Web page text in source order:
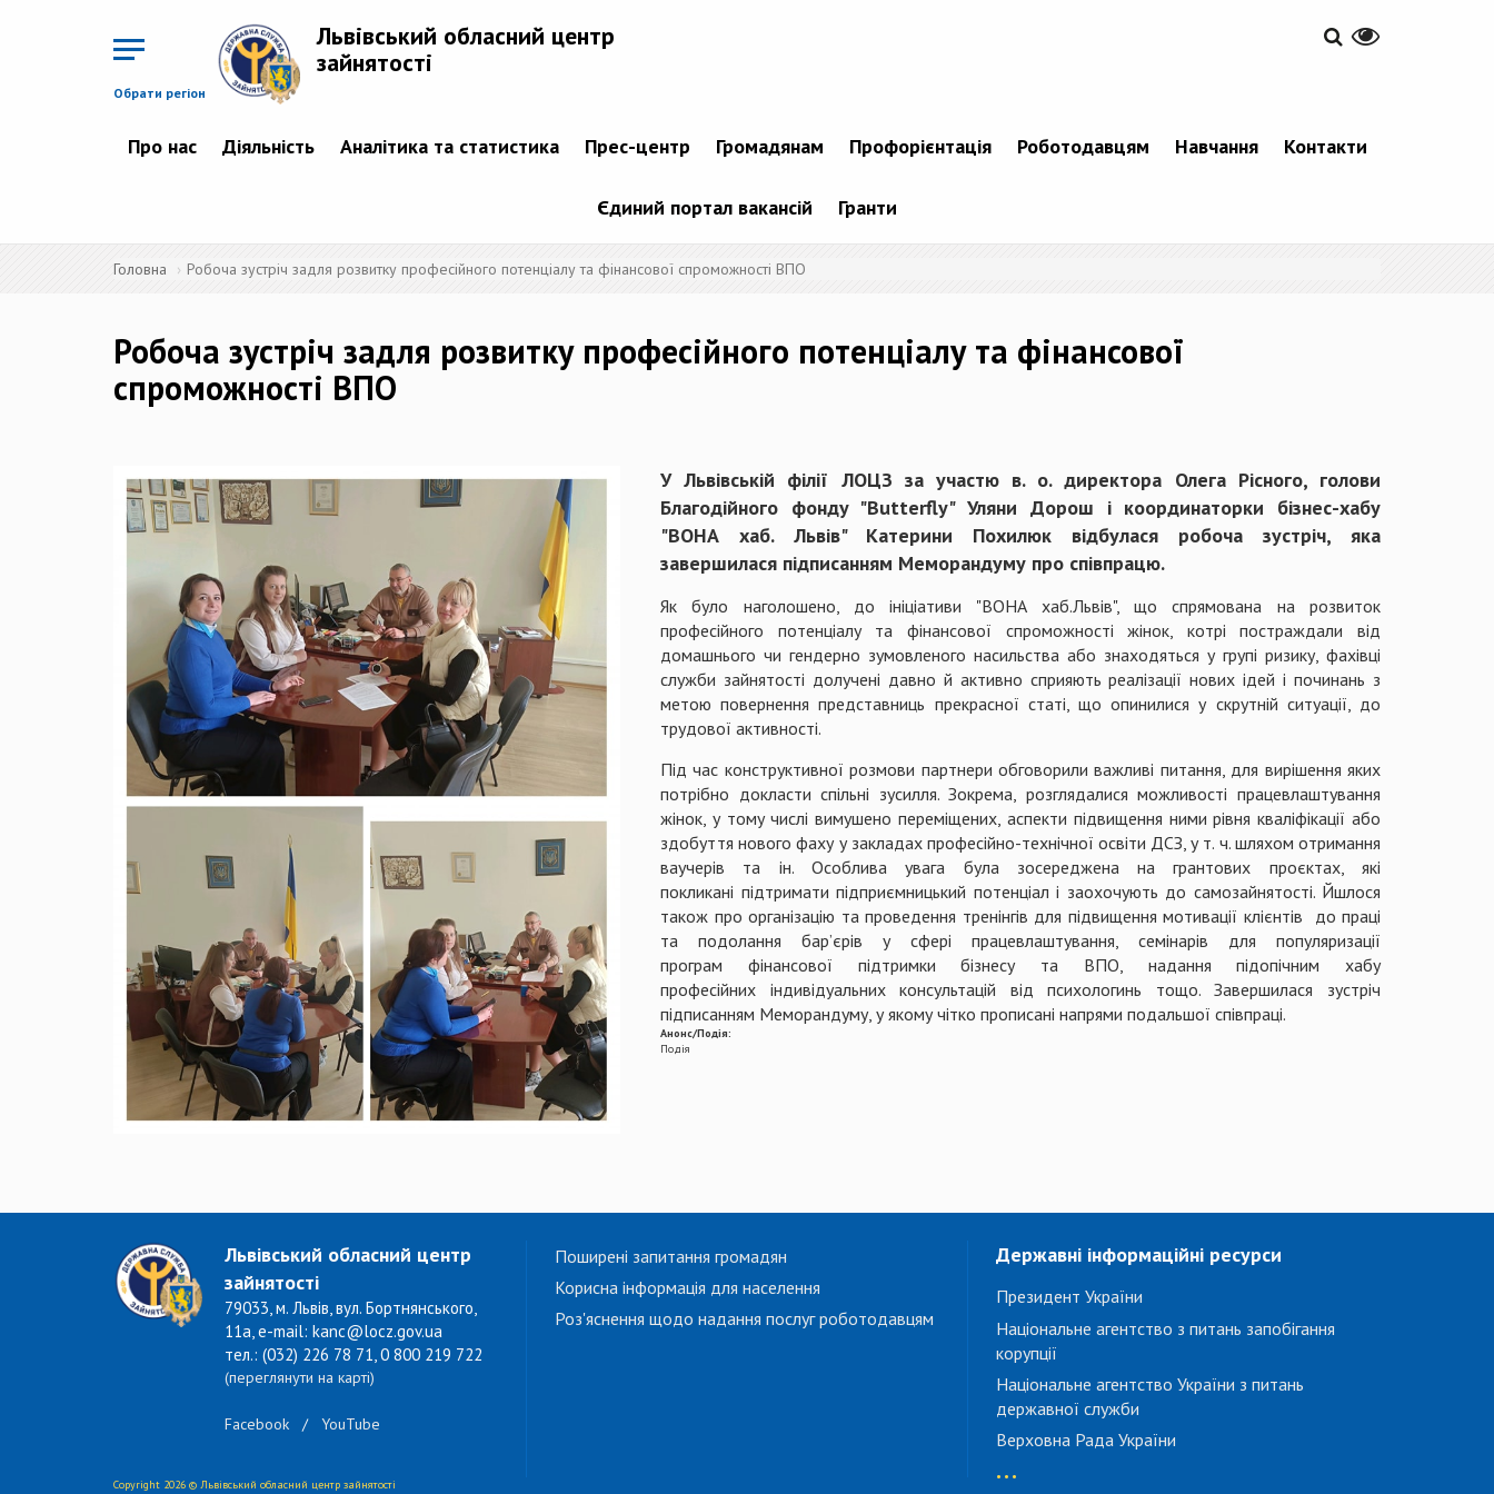
Обрати регіон
Львівський обласний центр
зайнятості
Про нас Діяльність Аналітика та статистика Прес-центр Громадянам Профорієнтація Роботодавцям Навчання Контакти
Єдиний портал вакансій Гранти
Головна Робоча зустріч задля розвитку професійного потенціалу та фінансової спроможності ВПО
Робоча зустріч задля розвитку професійного потенціалу та фінансової
спроможності ВПО
У Львівській філії ЛОЦЗ за участю в. о. директора Олега Рісного, голови
Благодійного фонду "Butterfly" Уляни Дорош і координаторки бізнес-хабу
"ВОНА хаб. Львів" Катерини Похилюк відбулася робоча зустріч, яка
завершилася підписанням Меморандуму про співпрацю.
Як було наголошено, до ініціативи "ВОНА хаб.Львів", що спрямована на розвиток
професійного потенціалу та фінансової спроможності жінок, котрі постраждали від
домашнього чи гендерно зумовленого насильства або знаходяться у групі ризику, фахівці
служби зайнятості долучені давно й активно сприяють реалізації нових ідей і починань з
метою повернення представниць прекрасної статі, що опинилися у скрутній ситуації, до
трудової активності.
Під час конструктивної розмови партнери обговорили важливі питання, для вирішення яких
потрібно докласти спільні зусилля. Зокрема, розглядалися можливості працевлаштування
жінок, у тому числі вимушено переміщених, аспекти підвищення ними рівня кваліфікації або
здобуття нового фаху у закладах професійно-технічної освіти ДСЗ, у т. ч. шляхом отримання
ваучерів та ін. Особлива увага була зосереджена на грантових проєктах, які
покликані підтримати підприємницький потенціал і заохочують до самозайнятості. Йшлося
також про організацію та проведення тренінгів для підвищення мотивації клієнтів до праці
та подолання бар’єрів у сфері працевлаштування, семінарів для популяризації
програм фінансової підтримки бізнесу та ВПО, надання підопічним хабу
професійних індивідуальних консультацій від психологинь тощо. Завершилася зустріч
підписанням Меморандуму, у якому чітко прописані напрями подальшої співпраці.
Анонс/Подія:
Подія
Львівський обласний центр
зайнятості
79033, м. Львів, вул. Бортнянського,
11а, e-mail: kanc@locz.gov.ua
тел.: (032) 226 78 71, 0 800 219 722
(переглянути на карті)
Facebook / YouTube
Поширені запитання громадян
Корисна інформація для населення
Роз'яснення щодо надання послуг роботодавцям
Державні інформаційні ресурси
Президент України
Національне агентство з питань запобігання
корупції
Національне агентство України з питань
державної служби
Верховна Рада України
...
Copyright 2026 © Львівський обласний центр зайнятості